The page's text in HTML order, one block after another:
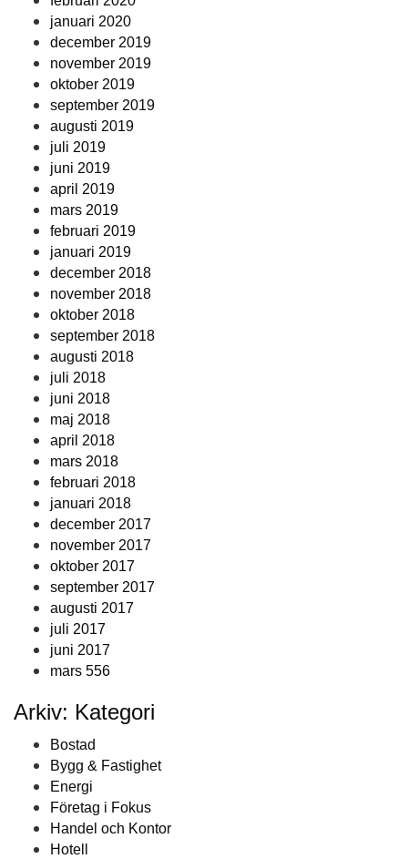
januari 2020
december 2019
november 2019
oktober 2019
september 2019
augusti 2019
juli 2019
juni 2019
april 2019
mars 2019
februari 2019
januari 2019
december 2018
november 2018
oktober 2018
september 2018
augusti 2018
juli 2018
juni 2018
maj 2018
april 2018
mars 2018
februari 2018
januari 2018
december 2017
november 2017
oktober 2017
september 2017
augusti 2017
juli 2017
juni 2017
mars 556
Arkiv: Kategori
Bostad
Bygg & Fastighet
Energi
Företag i Fokus
Handel och Kontor
Hotell